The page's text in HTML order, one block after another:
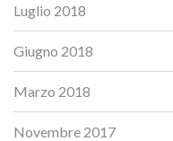
Luglio 2018
Giugno 2018
Marzo 2018
Novembre 2017